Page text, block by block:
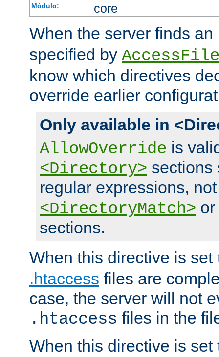
Módulo: core
When the server finds an
specified by
know which directives
override earlier
Only available in
AllowOverride is
<Directory> sections
regular expressions,
<DirectoryMatch> or
sections.
When this directive is
.htaccess files are
case, the server will not
.htaccess files in the
When this directive is